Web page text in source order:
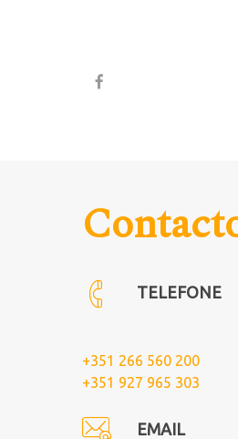
facebook
TELEFONE
+351 266 560 200
+351 927 965 303
EMAIL